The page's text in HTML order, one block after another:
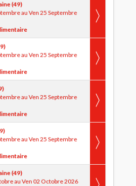
(49)
au Ven 25 Septembre
au Ven 25 Septembre
au Ven 25 Septembre
au Ven 25 Septembre
(49)
au Ven 02 Octobre 2026